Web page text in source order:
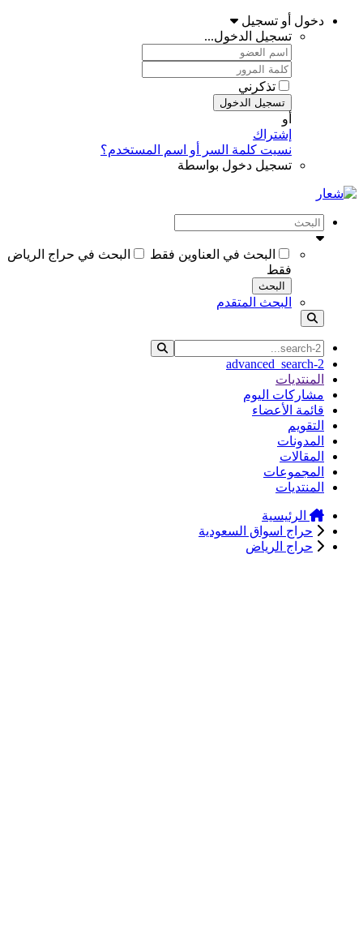
دخول أو تسجيل
تسجيل الدخول...
تذكرني
تسجيل الدخول
أو
إشتراك
نسيت كلمة السر أو اسم المستخدم؟
تسجيل دخول بواسطة
البحث في العناوين فقط
البحث في حراج الرياض
فقط
البحث
البحث المتقدم
advanced_search-2
المنتديات
مشاركات اليوم
قائمة الأعضاء
التقويم
المدونات
المقالات
المجموعات
المنتديات
الرئيسية
حراج اسواق السعودية
حراج الرياض